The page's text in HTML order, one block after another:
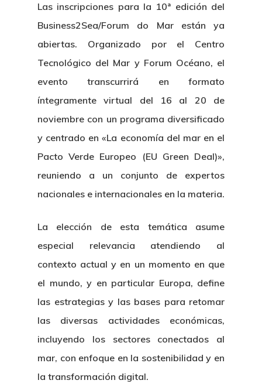
Las inscripciones para la 10ª edición del
Business2Sea/Forum do Mar están ya
abiertas. Organizado por el Centro
Tecnológico del Mar y Forum Océano, el
evento transcurrirá en formato
íntegramente virtual del 16 al 20 de
noviembre con un programa diversificado
y centrado en «La economía del mar en el
Pacto Verde Europeo (EU Green Deal)»,
reuniendo a un conjunto de expertos
nacionales e internacionales en la materia.
La elección de esta temática asume
especial relevancia atendiendo al
contexto actual y en un momento en que
el mundo, y en particular Europa, define
las estrategias y las bases para retomar
las diversas actividades económicas,
incluyendo los sectores conectados al
mar, con enfoque en la sostenibilidad y en
la transformación digital.